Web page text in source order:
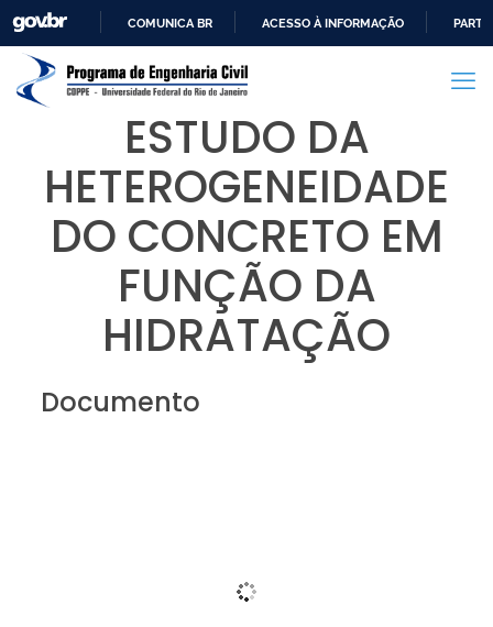
PARA
CONTEÚDO
COMUNICA BR ACESSO À INFORMAÇÃO
ESTUDO DA
HETEROGENEIDADE
DO CONCRETO EM
FUNÇÃO DA
HIDRATAÇÃO
Documento